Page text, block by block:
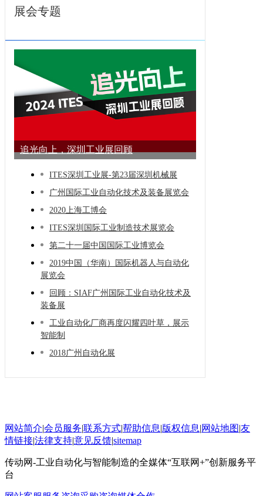
展会专题
追光向上，深圳工业展回顾
ITES深圳工业展-第23届深圳机械展
广州国际工业自动化技术及装备展览会
2020上海工博会
ITES深圳国际工业制造技术展览会
第二十一届中国国际工业博览会
2019中国（华南）国际机器人与自动化
展览会
回顾：SIAF广州国际工业自动化技术及
装备展
工业自动化厂商再度闪耀四叶草，展示
智能制
2018广州自动化展
网站简介|会员服务|联系方式|帮助信息|版权信息|网站地图|友
情链接|法律支持|意见反馈|sitemap
传动网-工业自动化与智能制造的全媒体“互联网+”创新服务平
台